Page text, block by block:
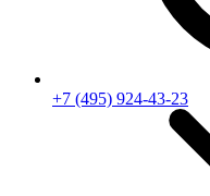
+7 (495) 924-43-23